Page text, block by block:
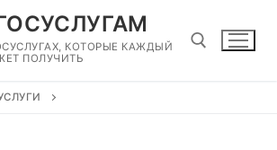
КОТОРЫЕ КАЖДЫЙ
ПОЛУЧИТЬ